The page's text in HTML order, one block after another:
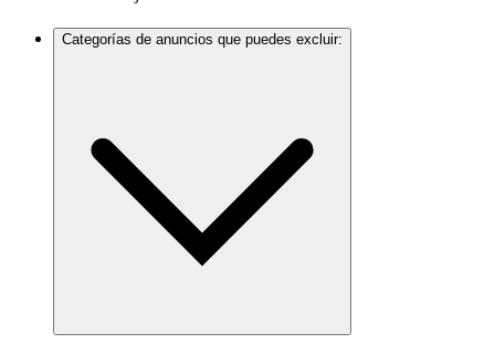
Categorías de anuncios que puedes excluir: